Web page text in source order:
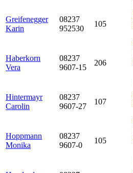
Greifenegger
Karin
08237
952530
105
Haberkorn
Vera
08237
9607-15
206
Hintermayr
Carolin
08237
9607-27
107
Hoppmann
Monika
08237
9607-0
105